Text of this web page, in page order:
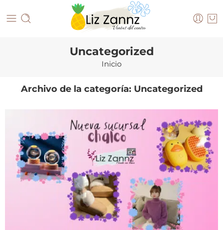
Uncategorized
Inicio
Archivo de la categoría: Uncategorized